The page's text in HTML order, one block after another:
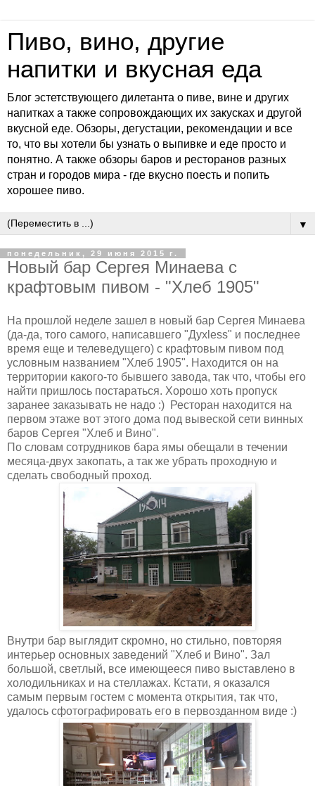
Пиво, вино, другие
напитки и вкусная еда
Блог эстетствующего дилетанта о пиве, вине и других
напитках а также сопровождающих их закусках и другой
вкусной еде. Обзоры, дегустации, рекомендации и все
то, что вы хотели бы узнать о выпивке и еде просто и
понятно. А также обзоры баров и ресторанов разных
стран и городов мира - где вкусно поесть и попить
хорошее пиво.
▼
понедельник, 29 июня 2015 г.
Новый бар Сергея Минаева с
крафтовым пивом - "Хлеб 1905"
На прошлой неделе зашел в новый бар Сергея Минаева
(да-да, того самого, написавшего "Духless" и последнее
время еще и телеведущего) с крафтовым пивом под
условным названием "Хлеб 1905". Находится он на
территории какого-то бывшего завода, так что, чтобы его
найти пришлось постараться. Хорошо хоть пропуск
заранее заказывать не надо :) Ресторан находится на
первом этаже вот этого дома под вывеской сети винных
баров Сергея "Хлеб и Вино".
По словам сотрудников бара ямы обещали в течении
месяца-двух закопать, а так же убрать проходную и
сделать свободный проход.
Внутри бар выглядит скромно, но стильно, повторяя
интерьер основных заведений "Хлеб и Вино". Зал
большой, светлый, все имеющееся пиво выставлено в
холодильниках и на стеллажах. Кстати, я оказался
самым первым гостем с момента открытия, так что,
удалось сфотографировать его в первозданном виде :)